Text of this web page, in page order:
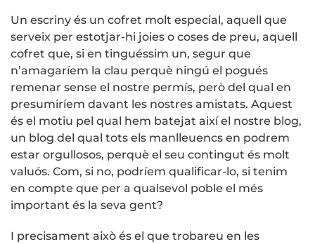
Un escriny és un cofret molt especial, aquell que
serveix per estotjar-hi joies o coses de preu, aquell
cofret que, si en tinguéssim un, segur que
n’amagaríem la clau perquè ningú el pogués
remenar sense el nostre permís, però del qual en
presumiríem davant les nostres amistats. Aquest
és el motiu pel qual hem batejat així el nostre blog,
un blog del qual tots els manlleuencs en podrem
estar orgullosos, perquè el seu contingut és molt
valuós. Com, si no, podríem qualificar-lo, si tenim
en compte que per a qualsevol poble el més
important és la seva gent?
I precisament això és el que trobareu en les